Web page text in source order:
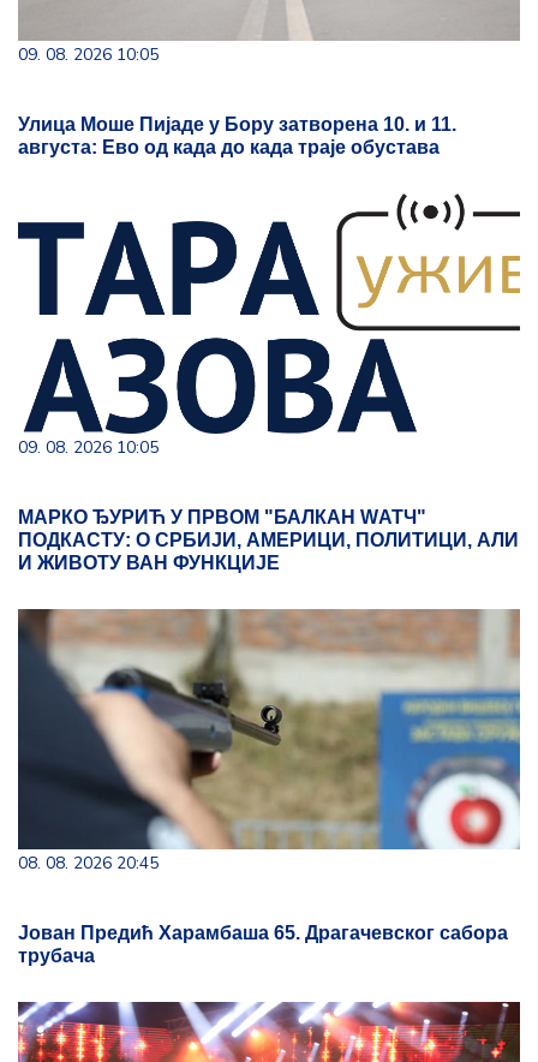
09. 08. 2026 10:05
Улица Моше Пијаде у Бору затворена 10. и 11.
августа: Ево од када до када траје обустава
09. 08. 2026 10:05
МАРКО ЂУРИЋ У ПРВОМ "БАЛКАН WАТЧ"
ПОДКАСТУ: О СРБИЈИ, АМЕРИЦИ, ПОЛИТИЦИ, АЛИ
И ЖИВОТУ ВАН ФУНКЦИЈЕ
08. 08. 2026 20:45
Јован Предић Харамбаша 65. Драгачевског сабора
трубача